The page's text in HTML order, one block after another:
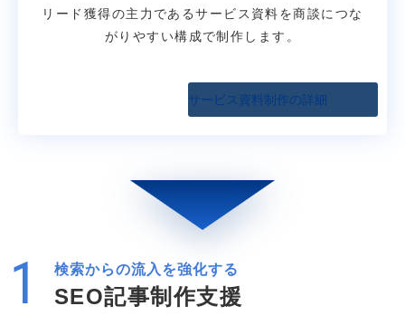
リード獲得の主力であるサービス資料を商談につな
がりやすい構成で制作します。
サービス資料制作の詳細
検索からの流入を強化する
SEO記事制作支援